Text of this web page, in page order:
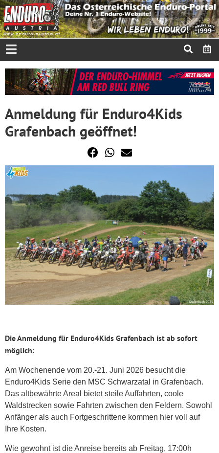
Anmeldung für Enduro4Kids
Grafenbach geöffnet!
Die Anmeldung für Enduro4Kids Grafenbach ist ab sofort
möglich:
Am Wochenende vom 20.-21. Juni 2026 besucht die
Enduro4Kids Serie den MSC Schwarzatal in Grafenbach.
Das altbewährte Areal bietet steile Auffahrten, coole
Waldstrecken sowie Fahrten zwischen den Feldern. Sowohl
Anfänger als auch Fortgeschrittene kommen hier voll auf
Ihre Kosten.
Wie gewohnt ist die Anreise bereits ab Freitag, 17:00h